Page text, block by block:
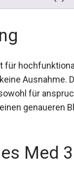
für
für
genaueren
Med